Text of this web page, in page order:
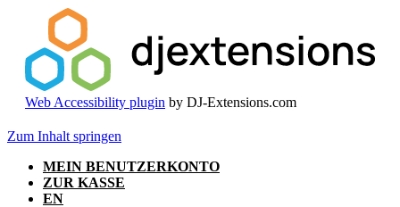
Web Accessibility plugin by DJ-Extensions.com
Zum Inhalt springen
MEIN BENUTZERKONTO
ZUR KASSE
EN